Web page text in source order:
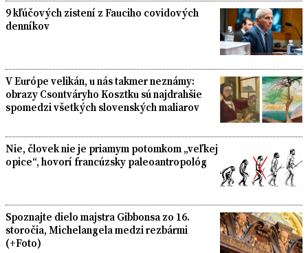
9 kľúčových zistení z Fauciho covidových
denníkov
V Európe velikán, u nás takmer neznámy:
obrazy Csontváryho Kosztku sú najdrahšie
spomedzi všetkých slovenských maliarov
Nie, človek nie je priamym potomkom „veľkej
opice“, hovorí francúzsky paleoantropológ
Spoznajte dielo majstra Gibbonsa zo 16.
storočia, Michelangela medzi rezbármi
(+Foto)